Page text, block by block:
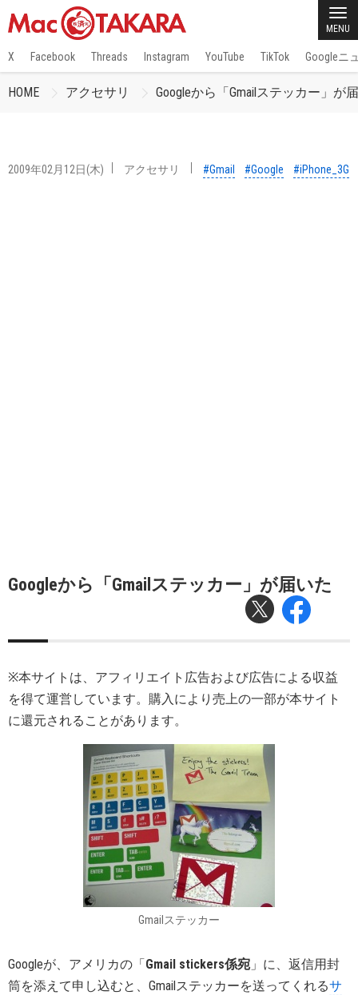
MENU
X Facebook Threads Instagram YouTube TikTok Googleニ
HOME アクセサリ Googleから「Gmailステッカー」が
2009年02月12日(木) アクセサリ #Gmail #Google #iPhone_3G
Googleから「Gmailステッカー」が届いた
※本サイトは、アフィリエイト広告および広告による収益
を得て運営しています。購入により売上の一部が本サイト
に還元されることがあります。
Gmailステッカー
Googleが、アメリカの「Gmail stickers係宛 」に、返信用封
筒を添えて申し込むと、Gmailステッカーを送ってくれるサ